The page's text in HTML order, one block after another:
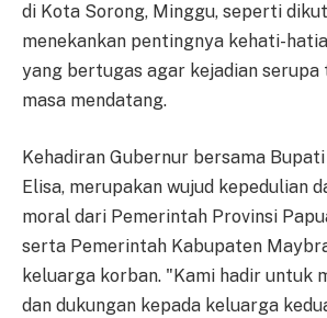
di Kota Sorong, Minggu, seperti
menekankan pentingnya kehati-
yang bertugas agar kejadian
masa mendatang.
Kehadiran Gubernur bersama
Elisa, merupakan wujud kepedulian
moral dari Pemerintah Provinsi
serta Pemerintah Kabupaten
keluarga korban. "Kami hadir untuk
dan dukungan kepada keluarga